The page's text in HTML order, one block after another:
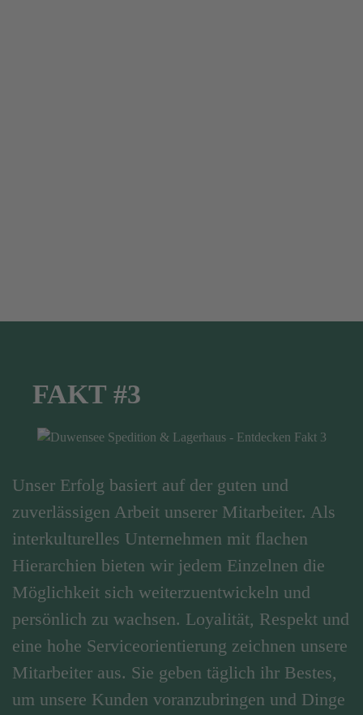
FAKT #3
Unser Erfolg basiert auf der guten und
zuverlässigen Arbeit unserer Mitarbeiter. Als
interkulturelles Unternehmen mit flachen
Hierarchien bieten wir jedem Einzelnen die
Möglichkeit sich weiterzuentwickeln und
persönlich zu wachsen. Loyalität, Respekt und
eine hohe Serviceorientierung zeichnen unsere
Mitarbeiter aus. Sie geben täglich ihr Bestes,
um unsere Kunden voranzubringen und Dinge